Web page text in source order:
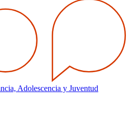
Adolescencia y Juventud